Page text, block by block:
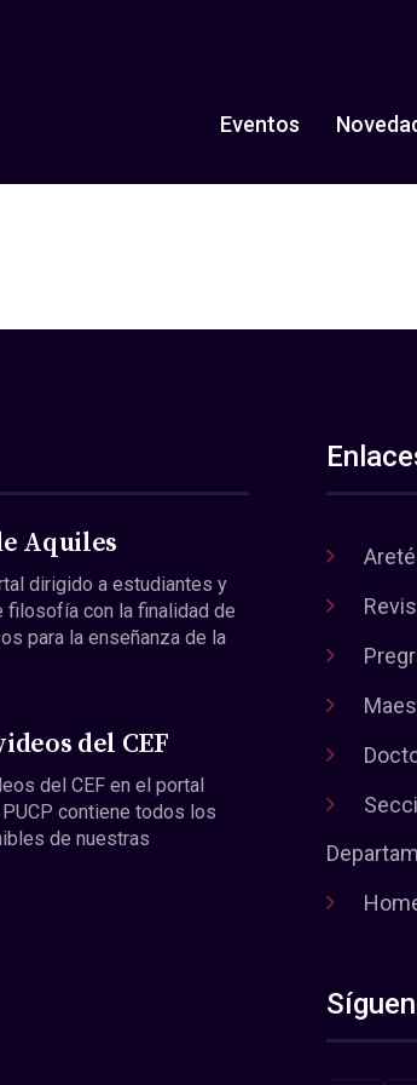
Eventos
Aquiles
dirigido a estudiantes y
con la finalidad de
para la enseñanza de la
del CEF
del CEF en el portal
contiene todos los
de nuestras